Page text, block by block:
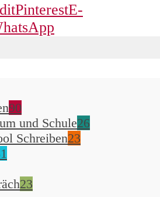
PinterestE-
90
und Schule26
Schreiben23
23